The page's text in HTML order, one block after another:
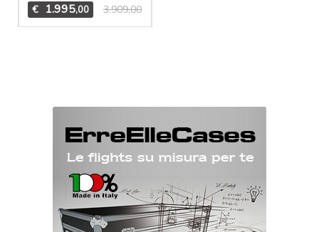
€ 1.995,00 3.909,00